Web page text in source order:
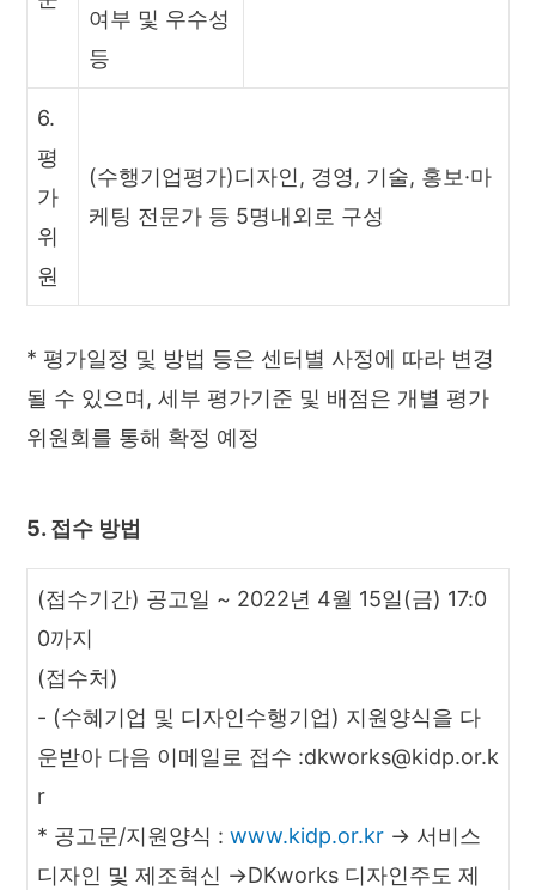
여부 및 우수성
등
6.
평
가
위
원
(수행기업평가)디자인, 경영, 기술, 홍보·마
케팅 전문가 등 5명내외로 구성
* 평가일정 및 방법 등은 센터별 사정에 따라 변경
될 수 있으며, 세부 평가기준 및 배점은 개별 평가
위원회를 통해 확정 예정
5. 접수 방법
(접수기간) 공고일 ~ 2022년 4월 15일(금) 17:0
0까지
(접수처)
- (수혜기업 및 디자인수행기업) 지원양식을 다
운받아 다음 이메일로 접수 :dkworks@kidp.or.k
r
* 공고문/지원양식 : www.kidp.or.kr → 서비스
디자인 및 제조혁신 →DKworks 디자인주도 제